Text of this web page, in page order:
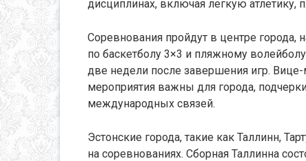
дисциплинах, включая легкую атлетику,
Соревнования пройдут в центре города,
по баскетболу 3×3 и пляжному
две недели после завершения игр.
мероприятия важны для города,
международных связей.
Эстонские города, такие как Таллинн,
на соревнованиях. Сборная Таллинна